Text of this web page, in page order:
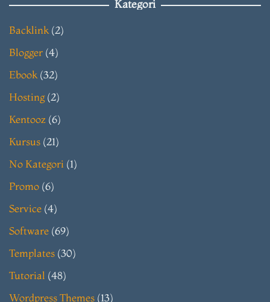
Kategori
Backlink (2)
Blogger (4)
Ebook (32)
Hosting(2)
Kentooz (6)
Kursus (21)
No Kategori (1)
Promo (6)
Service (4)
Software (69)
Templates (30)
Tutorial (48)
Wordpress Themes (13)